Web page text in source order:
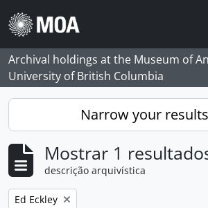
Skip to main content
Archival holdings at the Museum of
University of British Columbia
Narrow your
Mostrar 1
descrição arquivística
Remove filter:
Ed Eckley